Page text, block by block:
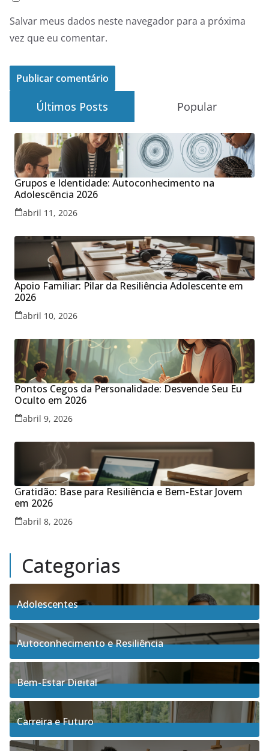
Salvar meus dados neste navegador para a próxima
vez que eu comentar.
Últimos Posts Popular
Grupos e Identidade: Autoconhecimento na
Adolescência 2026
abril 11, 2026
Apoio Familiar: Pilar da Resiliência Adolescente em
2026
abril 10, 2026
Pontos Cegos da Personalidade: Desvende Seu Eu
Oculto em 2026
abril 9, 2026
Gratidão: Base para Resiliência e Bem-Estar Jovem
em 2026
abril 8, 2026
Categorias
Adolescentes
4Posts
Autoconhecimento e Resiliência
91Posts
Bem-Estar Digital
3Posts
Carreira e Futuro
5Posts